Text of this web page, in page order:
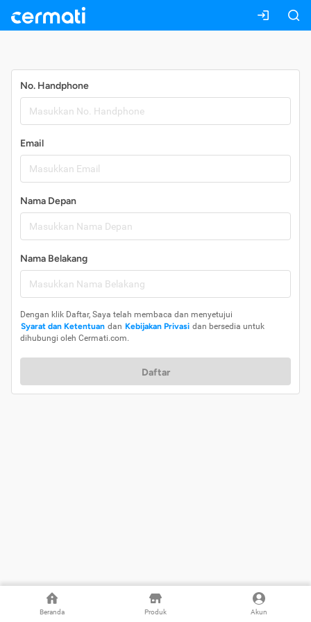
Beranda Produk Akun
No. Handphone
Email
Nama Depan
Nama Belakang
Dengan klik Daftar, Saya telah membaca dan menyetujui
Syarat dan Ketentuan dan Kebijakan Privasi dan bersedia untuk
dihubungi oleh Cermati.com.
Daftar